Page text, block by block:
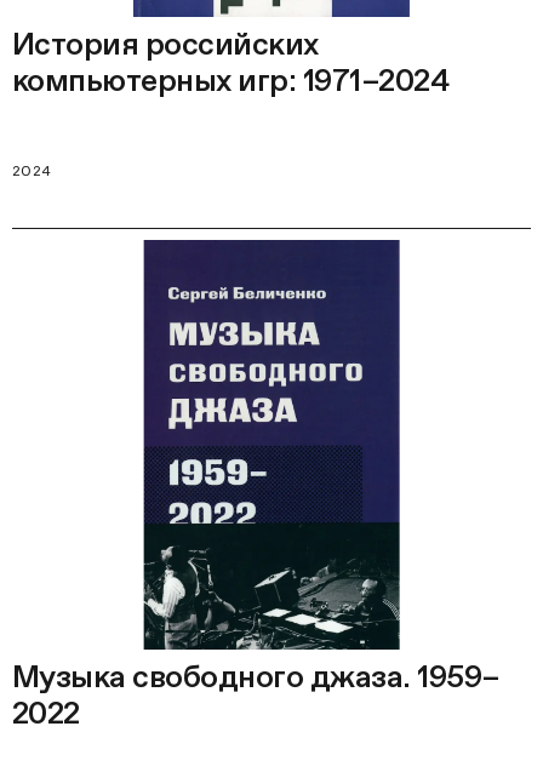
История российских
компьютерных игр: 1971–2024
2024
Музыка свободного джаза. 1959–
2022